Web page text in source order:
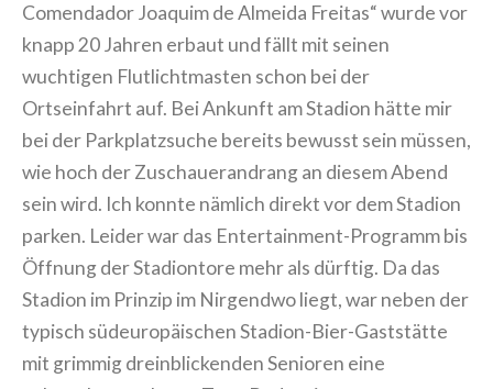
Comendador Joaquim de Almeida Freitas“ wurde vor
knapp 20 Jahren erbaut und fällt mit seinen
wuchtigen Flutlichtmasten schon bei der
Ortseinfahrt auf. Bei Ankunft am Stadion hätte mir
bei der Parkplatzsuche bereits bewusst sein müssen,
wie hoch der Zuschauerandrang an diesem Abend
sein wird. Ich konnte nämlich direkt vor dem Stadion
parken. Leider war das Entertainment-Programm bis
Öffnung der Stadiontore mehr als dürftig. Da das
Stadion im Prinzip im Nirgendwo liegt, war neben der
typisch südeuropäischen Stadion-Bier-Gaststätte
mit grimmig dreinblickenden Senioren eine